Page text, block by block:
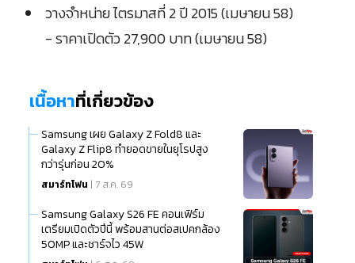
วางจำหน่าย ไตรมาสที่ 2 ปี 2015 (เมษายน 58)
- ราคาเปิดตัว 27,900 บาท (เมษายน 58)
เนื้อหาที่เกี่ยวข้อง
Samsung เผย Galaxy Z Fold8 และ
Galaxy Z Flip8 ทำยอดขายในยุโรปสูง
กว่ารุ่นก่อน 20%
สมาร์ทโฟน | 7 ส.ค. 69
Samsung Galaxy S26 FE คอนเฟิร์ม
เตรียมเปิดตัวปีนี้ พร้อมสานต่อสเปคกล้อง
50MP และชาร์จไว 45W